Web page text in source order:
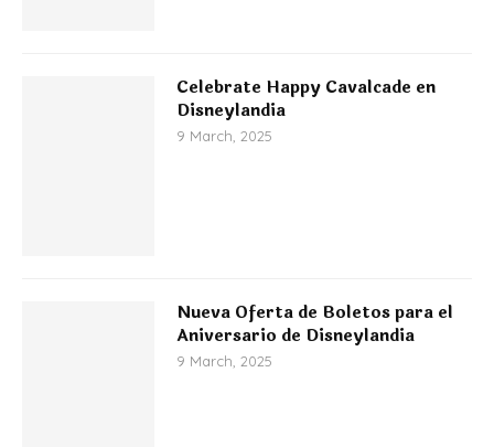
Celebrate Happy Cavalcade en
Disneylandia
9 March, 2025
Nueva Oferta de Boletos para el
Aniversario de Disneylandia
9 March, 2025